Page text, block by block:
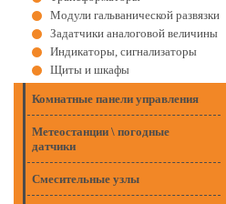
Модули гальванической развязки
Задатчики аналоговой величины
Индикаторы, сигнализаторы
Щиты и шкафы
Комнатные панели управления
Метеостанции \ погодные
датчики
Смесительные узлы